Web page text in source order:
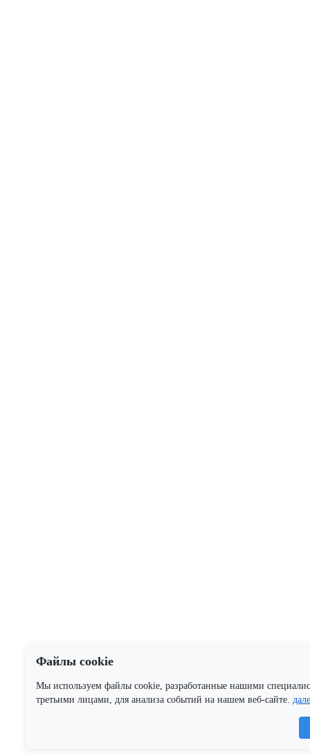
Файлы cookie
Мы используем файлы cookie, разработанные нашими
третьими лицами, для анализа событий на нашем веб-сайте.